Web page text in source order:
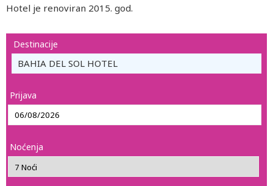
Hotel je renoviran 2015. god.
Destinacije
BAHIA DEL SOL HOTEL
Prijava
Noćenja